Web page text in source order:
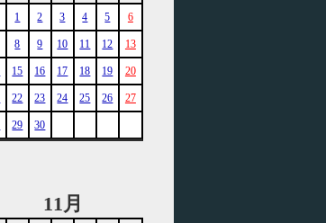
1
2 3 4 5 6
8 9 10 11 12 13
15 16 17 18 19 20
22 23 24 25 26 27
29 30
11月